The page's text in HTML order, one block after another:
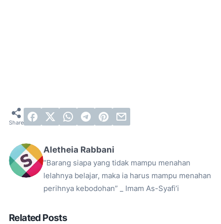
Aletheia Rabbani
“Barang siapa yang tidak mampu menahan
lelahnya belajar, maka ia harus mampu menahan
perihnya kebodohan” _ Imam As-Syafi’i
Related Posts